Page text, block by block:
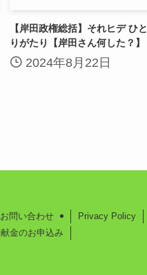
【岸田政権総括】それヒデ ひと
りがたり【岸田さん何した？】
2024年8月22日
お問い合わせ
献金のお申込み
Privacy Policy